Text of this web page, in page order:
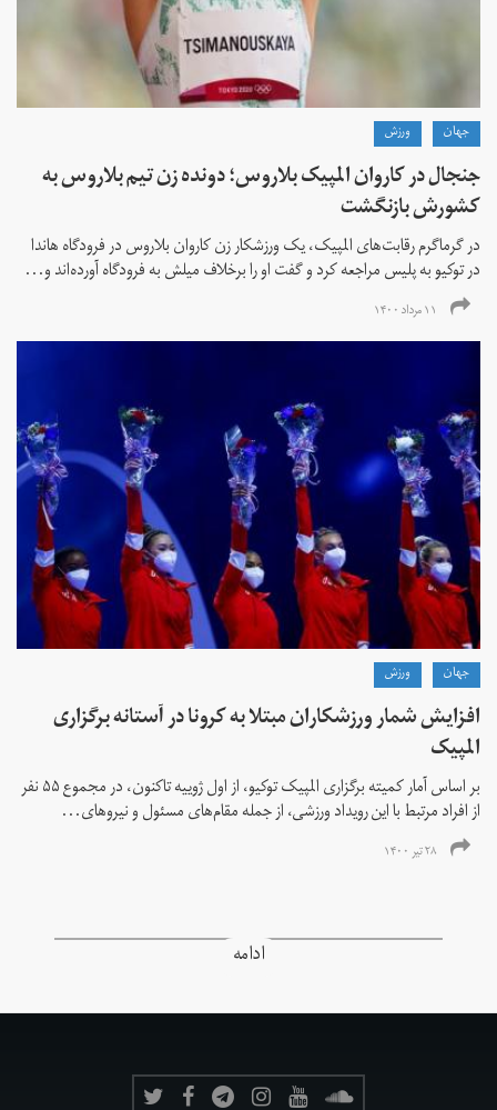
جهان ورزش
جنجال در کاروان المپیک بلاروس؛ دونده زن تیم بلاروس به
کشورش بازنگشت
در گرماگرم رقابت‌های المپیک، یک ورزشکار زن کاروان بلاروس در فرودگاه هاندا
در توکیو به پلیس مراجعه کرد و گفت او را برخلاف میلش به فرودگاه آورده‌اند و...
۱۱ مرداد ۱۴۰۰
جهان ورزش
افزایش شمار ورزشکاران مبتلا به کرونا در آستانه برگزاری
المپیک
بر اساس آمار کمیته برگزاری المپیک توکیو، از اول ژوییه تاکنون، در مجموع ۵۵ نفر
از افراد مرتبط با این رویداد ورزشی، از جمله مقام‌های مسئول و نیروهای...
۲۸ تیر ۱۴۰۰
ادامه